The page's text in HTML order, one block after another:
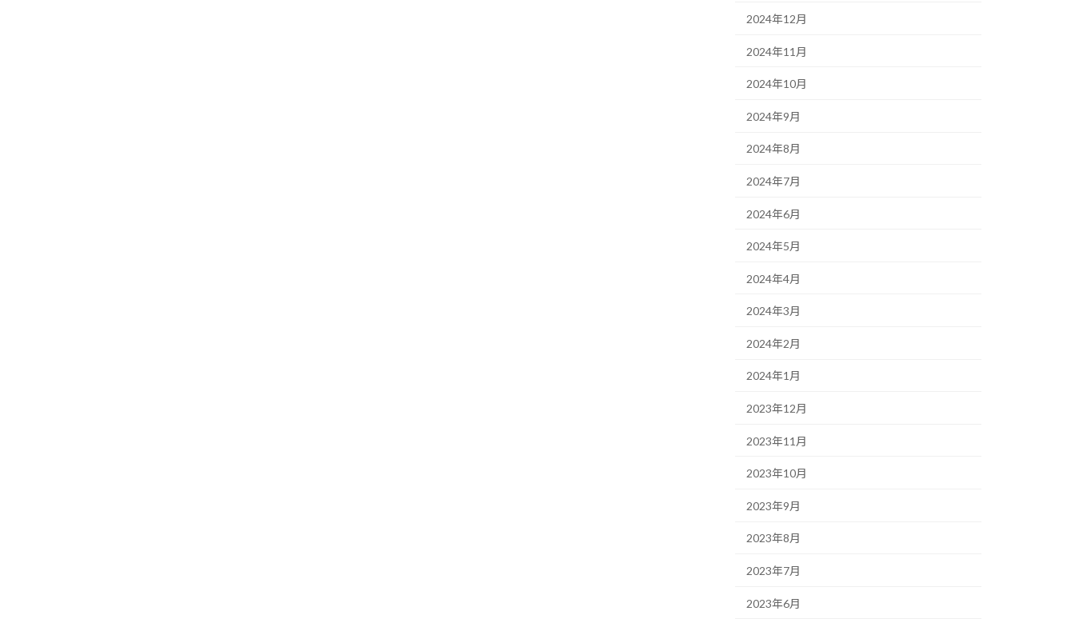
2024年12月
2024年11月
2024年10月
2024年9月
2024年8月
2024年7月
2024年6月
2024年5月
2024年4月
2024年3月
2024年2月
2024年1月
2023年12月
2023年11月
2023年10月
2023年9月
2023年8月
2023年7月
2023年6月